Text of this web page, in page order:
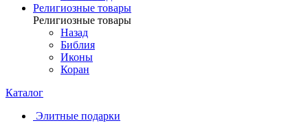
Религиозные товары
Религиозные товары
Назад
Библия
Иконы
Коран
Каталог
Элитные подарки